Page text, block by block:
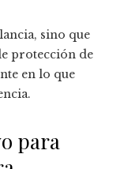
sino que
protección de
en lo que
para